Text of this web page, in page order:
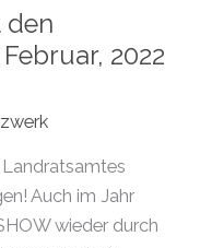
den
2022
Landratsamtes
Auch im Jahr
wieder durch